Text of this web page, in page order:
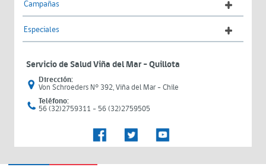
Campañas
Especiales
Servicio de Salud Viña del Mar – Quillota
Dirección:
Von Schroeders N° 392, Viña del Mar - Chile
Teléfono:
56 (32)2759311 - 56 (32)2759505